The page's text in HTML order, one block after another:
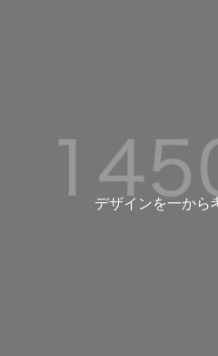
デザインを一から